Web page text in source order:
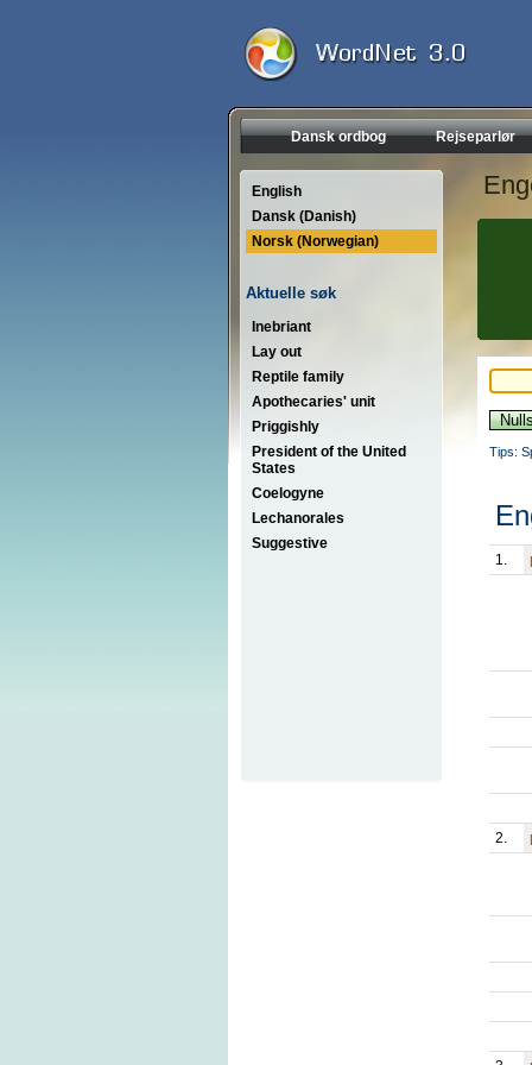
Dansk ordbog Rejseparlør
English
Dansk (Danish)
Norsk (Norwegian)
Aktuelle søk
Inebriant
Lay out
Reptile family
Apothecaries' unit
Priggishly
President of the United
States
Coelogyne
Lechanorales
Suggestive
Tips:
1.
2.